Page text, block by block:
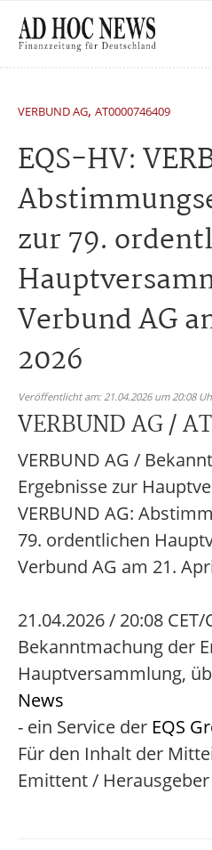
VERBUND AG, AT0000746409
EQS-HV:
zur 79.
Verbund AG
2026
Veröffentlicht am: 21.04.2026 um 20:08
VERBUND AG /
VERBUND AG /
Ergebnisse zur
VERBUND AG:
79. ordentlichen
Verbund AG am 21.
21.04.2026 / 20:08 CET/
Bekanntmachung der
Hauptversammlung,
News
- ein Service der EQS
Für den Inhalt der
Emittent /